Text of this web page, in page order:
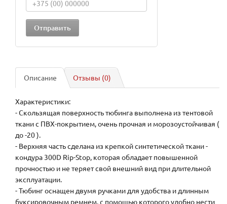
Описание Отзывы (0)
Характеристики:
- Скользящая поверхность тюбинга выполнена из тентовой
ткани с ПВХ-покрытием, очень прочная и морозоустойчивая (
до -20 ).
- Верхняя часть сделана из крепкой синтетической ткани -
кондура 300D Rip-Stop, которая обладает повышенной
прочностью и не теряет свой внешний вид при длительной
эксплуатации.
- Тюбинг оснащен двумя ручками для удобства и длинным
буксировочным ремнем, с помощью которого удобно нести